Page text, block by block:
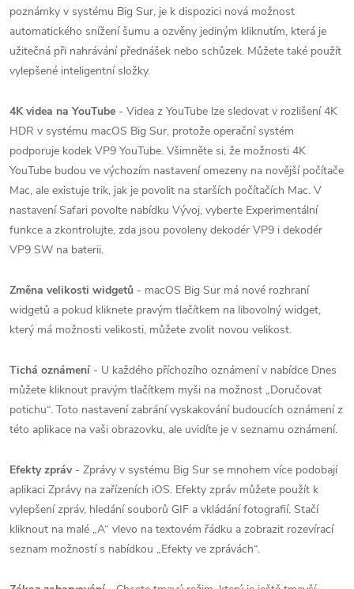
poznámky v systému Big Sur, je k dispozici nová možnost
automatického snížení šumu a ozvěny jediným kliknutím, která je
užitečná při nahrávání přednášek nebo schůzek. Můžete také použít
vylepšené inteligentní složky.
4K videa na YouTube - Videa z YouTube lze sledovat v rozlišení 4K
HDR v systému ‌macOS Big Sur‌, protože operační systém
podporuje kodek VP9 YouTube. Všimněte si, že možnosti 4K
YouTube budou ve výchozím nastavení omezeny na novější počítače
Mac, ale existuje trik, jak je povolit na starších počítačích Mac. V
nastavení Safari povolte nabídku Vývoj, vyberte Experimentální
funkce a zkontrolujte, zda jsou povoleny dekodér VP9 i dekodér
VP9 SW na baterii.
Změna velikosti widgetů - ‌macOS Big Sur‌ má nové rozhraní
widgetů a pokud kliknete pravým tlačítkem na libovolný widget,
který má možnosti velikosti, můžete zvolit novou velikost.
Tichá oznámení - U každého příchozího oznámení v nabídce Dnes
můžete kliknout pravým tlačítkem myši na možnost „Doručovat
potichu“. Toto nastavení zabrání vyskakování budoucích oznámení z
této aplikace na vaši obrazovku, ale uvidíte je v seznamu oznámení.
Efekty zpráv- Zprávy v systému Big Sur se mnohem více podobají
aplikaci Zprávy na zařízeních iOS. Efekty zpráv můžete použít k
vylepšení zpráv, hledání souborů GIF a vkládání fotografií. Stačí
kliknout na malé „A“ vlevo na textovém řádku a zobrazit rozevírací
seznam možností s nabídkou „Efekty ve zprávách“.